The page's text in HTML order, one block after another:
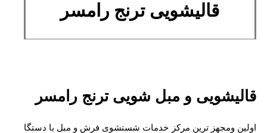
قالیشویی ترنج رامسر
قالیشویی و مبل شویی ترنج رامسر
اولین ومجهز ترین مرکز خدمات شستشوی فرش و مبل با دستگا